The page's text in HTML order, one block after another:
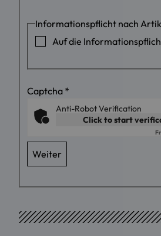
Informationspflicht nach
Auf die
Captcha *
Anti-Robot Verification
Click to start